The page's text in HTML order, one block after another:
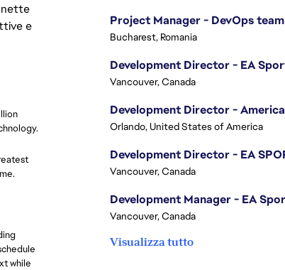
e
while
Project Manager - DevOps team
Bucharest, Romania
Vancouver, Canada
Orlando, United States of America
Vancouver, Canada
Vancouver, Canada
Visualizza tutto